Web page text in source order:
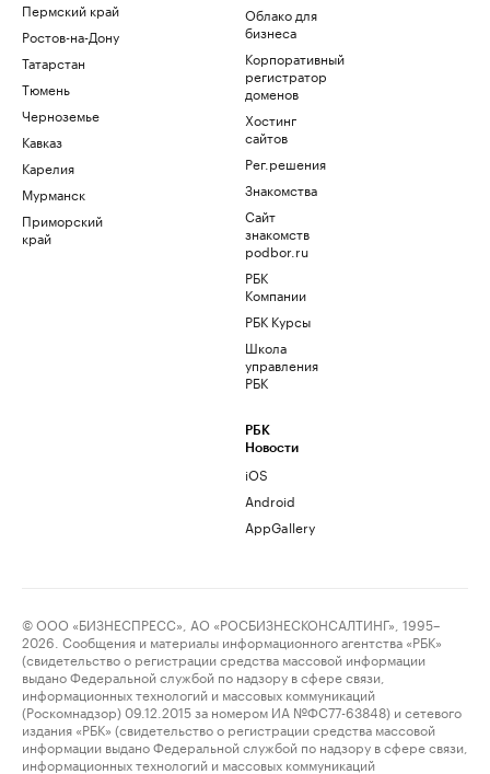
Пермский край
Ростов-на-Дону
Татарстан
Тюмень
Черноземье
Кавказ
Карелия
Мурманск
Приморский
край
Облако для
бизнеса
Корпоративный
регистратор
доменов
Хостинг
сайтов
Рег.решения
Знакомства
Сайт
знакомств
podbor.ru
РБК
Компании
РБК Курсы
Школа
управления
РБК
РБК
Новости
iOS
Android
AppGallery
© ООО «БИЗНЕСПРЕСС», АО «РОСБИЗНЕСКОНСАЛТИНГ», 1995–
2026. Сообщения и материалы информационного агентства «РБК»
(свидетельство о регистрации средства массовой информации
выдано Федеральной службой по надзору в сфере связи,
информационных технологий и массовых коммуникаций
(Роскомнадзор) 09.12.2015 за номером ИА №ФС77-63848) и сетевого
издания «РБК» (свидетельство о регистрации средства массовой
информации выдано Федеральной службой по надзору в сфере связи,
информационных технологий и массовых коммуникаций